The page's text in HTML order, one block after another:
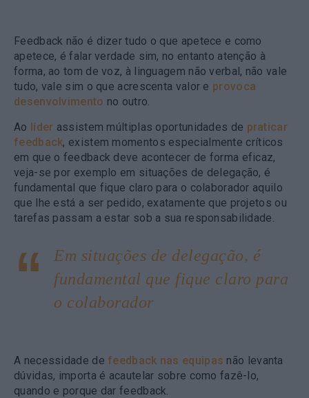
Feedback não é dizer tudo o que apetece e como
apetece, é falar verdade sim, no entanto atenção à
forma, ao tom de voz, à linguagem não verbal, não vale
tudo, vale sim o que acrescenta valor e provoca
desenvolvimento no outro.
Ao líder assistem múltiplas oportunidades de praticar
feedback, existem momentos especialmente críticos
em que o feedback deve acontecer de forma eficaz,
veja-se por exemplo em situações de delegação, é
fundamental que fique claro para o colaborador aquilo
que lhe está a ser pedido, exatamente que projetos ou
tarefas passam a estar sob a sua responsabilidade.
Em situações de delegação, é
fundamental que fique claro para
o colaborador
A necessidade de feedback nas equipas não levanta
dúvidas, importa é acautelar sobre como fazê-lo,
quando e porque dar feedback.